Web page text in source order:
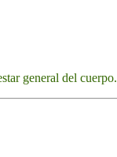
general del cuerpo.